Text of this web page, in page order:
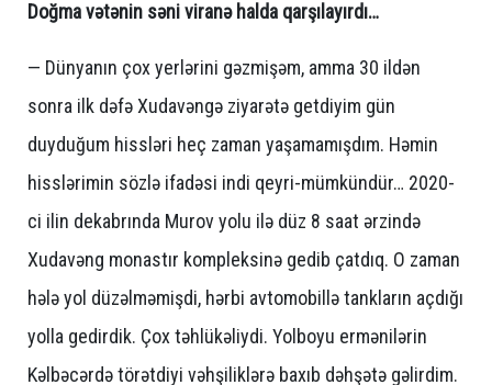
Doğma vətənin səni viranə halda qarşılayırdı…
— Dünyanın çox yerlərini gəzmişəm, amma 30 ildən
sonra ilk dəfə Xudavəngə ziyarətə getdiyim gün
duyduğum hissləri heç zaman yaşamamışdım. Həmin
hisslərimin sözlə ifadəsi indi qeyri-mümkündür… 2020-
ci ilin dekabrında Murov yolu ilə düz 8 saat ərzində
Xudavəng monastır kompleksinə gedib çatdıq. O zaman
hələ yol düzəlməmişdi, hərbi avtomobillə tankların açdığı
yolla gedirdik. Çox təhlükəliydi. Yolboyu ermənilərin
Kəlbəcərdə törətdiyi vəhşiliklərə baxıb dəhşətə gəlirdim.